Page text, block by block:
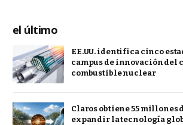
el último
EE.UU. identifica cinco
campus de innovación del
combustible nuclear
Claros obtiene 55 millones
expandir la tecnología